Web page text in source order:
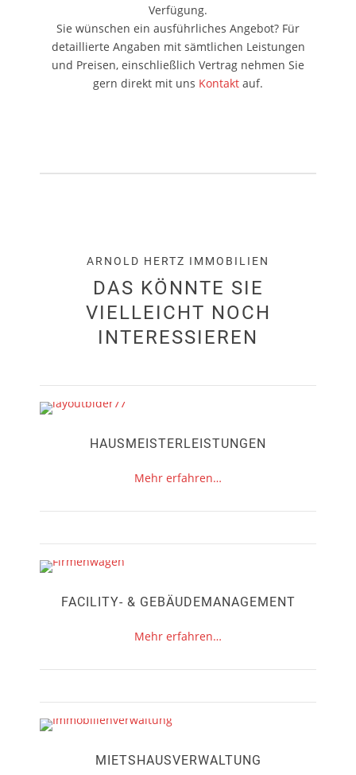
Verfügung.
Sie wünschen ein ausführliches Angebot? Für
detaillierte Angaben mit sämtlichen Leistungen
und Preisen, einschließlich Vertrag nehmen Sie
gern direkt mit uns Kontakt auf.
ARNOLD HERTZ IMMOBILIEN
DAS KÖNNTE SIE
VIELLEICHT NOCH
INTERESSIEREN
HAUSMEISTERLEISTUNGEN
Mehr erfahren…
FACILITY- & GEBÄUDEMANAGEMENT
Mehr erfahren…
MIETSHAUSVERWALTUNG